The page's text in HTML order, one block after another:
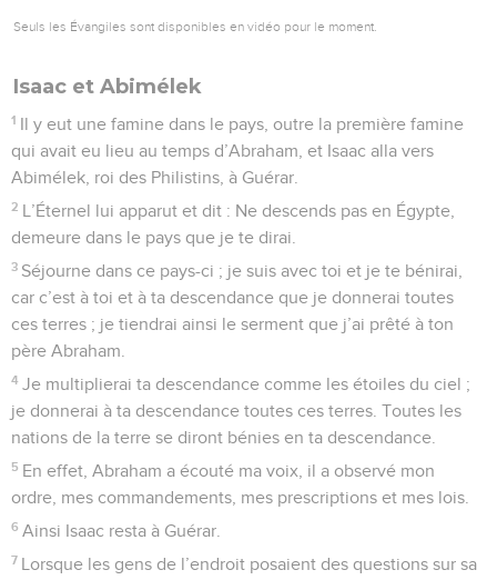
Seuls les Évangiles sont disponibles en vidéo pour le moment.
Isaac et Abimélek
1 Il y eut une famine dans le pays, outre la première famine
qui avait eu lieu au temps d’Abraham, et Isaac alla vers
Abimélek, roi des Philistins, à Guérar.
2 L’Éternel lui apparut et dit : Ne descends pas en Égypte,
demeure dans le pays que je te dirai.
3 Séjourne dans ce pays-ci ; je suis avec toi et je te bénirai,
car c’est à toi et à ta descendance que je donnerai toutes
ces terres ; je tiendrai ainsi le serment que j’ai prêté à ton
père Abraham.
4 Je multiplierai ta descendance comme les étoiles du ciel ;
je donnerai à ta descendance toutes ces terres. Toutes les
nations de la terre se diront bénies en ta descendance.
5 En effet, Abraham a écouté ma voix, il a observé mon
ordre, mes commandements, mes prescriptions et mes lois.
6 Ainsi Isaac resta à Guérar.
7 Lorsque les gens de l’endroit posaient des questions sur sa